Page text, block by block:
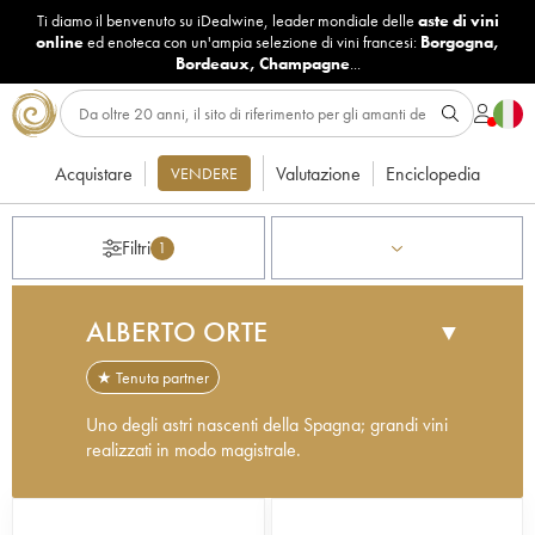
Ti diamo il benvenuto su iDealwine, leader mondiale delle aste di vini
onlineed enoteca con un'ampia selezione di vini francesi: Borgogna,
Bordeaux, Champagne...
Acquistare VENDERE Valutazione Enciclopedia
Filtri 1
ALBERTO ORTE ▼
★ Tenuta partner
Uno degli astri nascenti della Spagna; grandi vini
realizzati in modo magistrale.